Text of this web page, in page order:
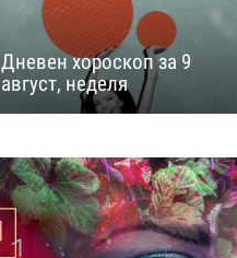
Дневен хороскоп за 9
август, неделя